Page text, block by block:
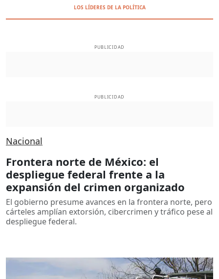
LOS LÍDERES DE LA POLÍTICA
PUBLICIDAD
PUBLICIDAD
Nacional
Frontera norte de México: el
despliegue federal frente a la
expansión del crimen organizado
El gobierno presume avances en la frontera norte, pero
cárteles amplían extorsión, cibercrimen y tráfico pese al
despliegue federal.